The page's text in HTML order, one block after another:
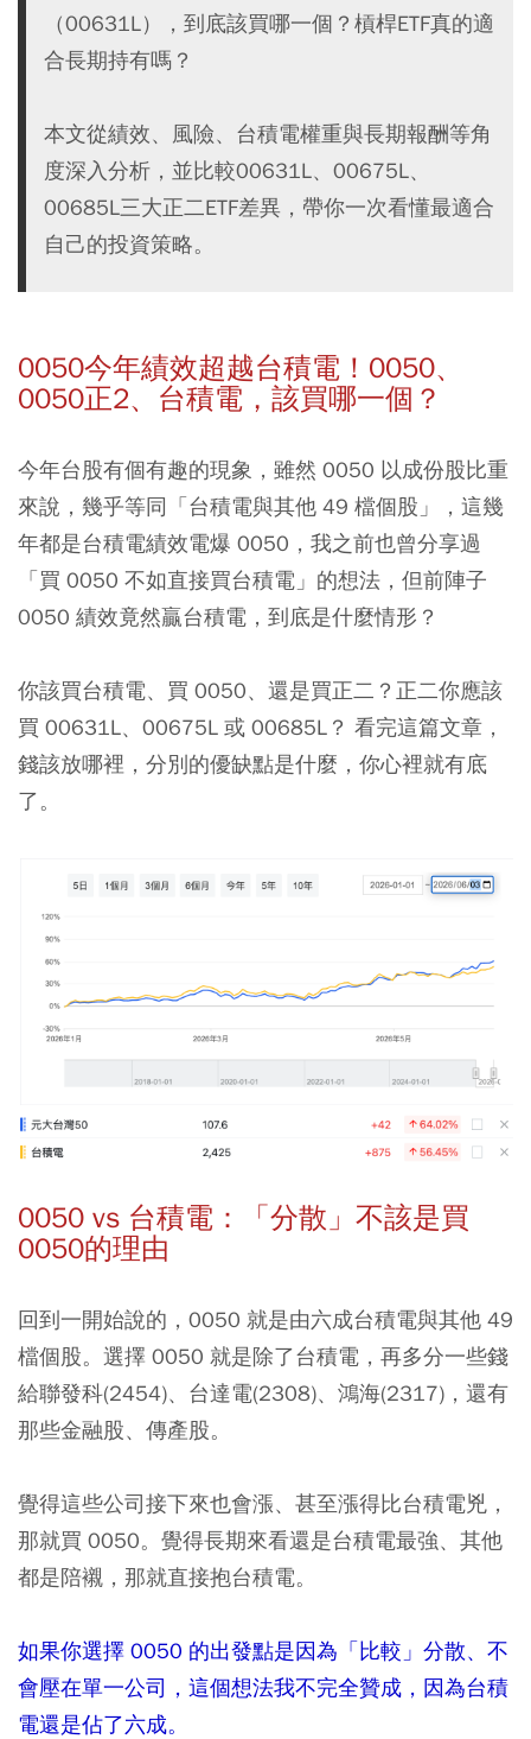
（00631L），到底該買哪一個？槓桿ETF真的適
合長期持有嗎？
本文從績效、風險、台積電權重與長期報酬等角
度深入分析，並比較00631L、00675L、
00685L三大正二ETF差異，帶你一次看懂最適合
自己的投資策略。
0050今年績效超越台積電！0050、
0050正2、台積電，該買哪一個？
今年台股有個有趣的現象，雖然 0050 以成份股比重
來說，幾乎等同「台積電與其他 49 檔個股」，這幾
年都是台積電績效電爆 0050，我之前也曾分享過
「買 0050 不如直接買台積電」的想法，但前陣子
0050 績效竟然贏台積電，到底是什麼情形？
你該買台積電、買 0050、還是買正二？正二你應該
買 00631L、00675L 或 00685L？ 看完這篇文章，
錢該放哪裡，分別的優缺點是什麼，你心裡就有底
了。
0050 vs 台積電：「分散」不該是買
0050的理由
回到一開始說的，0050 就是由六成台積電與其他 49
檔個股。選擇 0050 就是除了台積電，再多分一些錢
給聯發科(2454)、台達電(2308)、鴻海(2317)，還有
那些金融股、傳產股。
覺得這些公司接下來也會漲、甚至漲得比台積電兇，
那就買 0050。覺得長期來看還是台積電最強、其他
都是陪襯，那就直接抱台積電。
如果你選擇 0050 的出發點是因為「比較」分散、不
會壓在單一公司，這個想法我不完全贊成，因為台積
電還是佔了六成。